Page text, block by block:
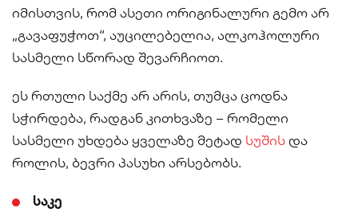
იმისთვის, რომ ასეთი ორიგინალური გემო არ
„გავაფუჭოთ“, აუცილებელია, ალკოჰოლური
სასმელი სწორად შევარჩიოთ.
ეს რთული საქმე არ არის, თუმცა ცოდნა
სჭირდება, რადგან კითხვაზე – რომელი
სასმელი უხდება ყველაზე მეტად სუშის და
როლის, ბევრი პასუხი არსებობს.
საკე